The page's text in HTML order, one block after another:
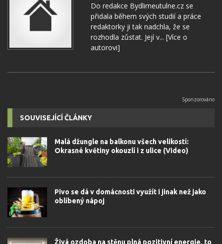
Do redakce Bydlimeutulne.cz se
přidala během svých studií a práce
redaktorky ji tak nadchla, že se
rozhodla zůstat. Její v... [Více o
autorovi]
SOUVISEJÍCÍ ČLÁNKY
Malá džungle na balkonu všech velikostí:
Okrasné květiny okouzlí i z ulice (Video)
Pivo se dá v domácnosti využít i jinak než jako
oblíbený nápoj
Živá ozdoba na stěnu plná pozitivní energie, to